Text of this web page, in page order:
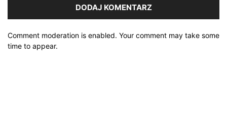
Comment moderation is enabled. Your comment may take some
time to appear.